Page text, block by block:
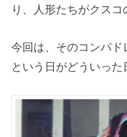
り、人形たちがクスコ
今回は、そのコンパ
という日がどういった